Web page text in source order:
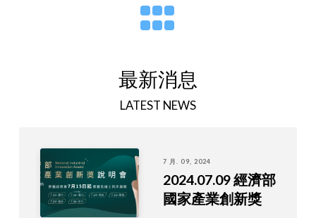
最新消息
LATEST NEWS
7 月. 09, 2024
2024.07.09 經濟部
國家產業創新獎